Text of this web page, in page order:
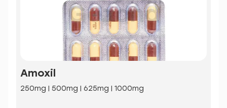
Amoxil
250mg | 500mg | 625mg | 1000mg